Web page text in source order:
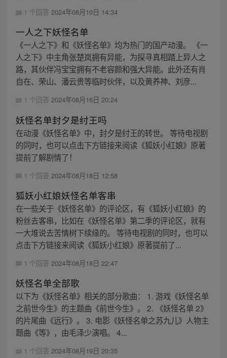
1 个回答 2024年08月10日 14:34
一人之下妖怪名单
《一人之下》和《妖怪名单》均为热门的国产动漫。 《一
人之下》中主角张楚岚拥有异能，为探寻真相踏上异人之
路，其伙伴冯宝宝拥有不老容颜和强大异能。此外还有肖
自在、荣山、潘云贵等临时伙伴，以及黄养神、刘彦...
1 个回答 2024年08月16日 20:24
妖怪名单封夕是纣王吗
在动漫《妖怪名单》中，封夕是纣王的转世。 等待电视剧
的同时，也可以点击下方链接来阅读《狐妖小红娘》原著
提前了解剧情了！
1 个回答 2024年08月18日 12:58
狐妖小红娘妖怪名单客串
在一些关于《妖怪名单》的评论区，有《狐妖小红娘》的
粉丝去客串，比如在《妖怪名单》第二季的评论区，就有
一大堆说去苦情树下续缘的。 等待电视剧的同时，也可以
点击下方链接来阅读《狐妖小红娘》原著提前了...
1 个回答 2024年08月18日 22:47
妖怪名单全部歌
以下为《妖怪名单》相关的部分歌曲： 1. 游戏《妖怪名单
之前世今生》的主题曲《前世今生》。 2. 《妖怪名单 2》
的片尾曲《远行》。 3. 电影《妖怪名单之苏九儿》人物主
题曲《等》，由毛泽少演唱。 4...
1 个回答 2024年08月19日 20:35